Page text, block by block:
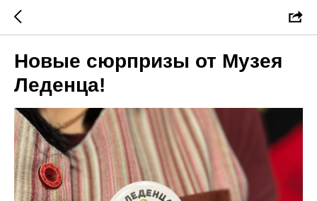
Новые сюрпризы от Музея
Леденца!